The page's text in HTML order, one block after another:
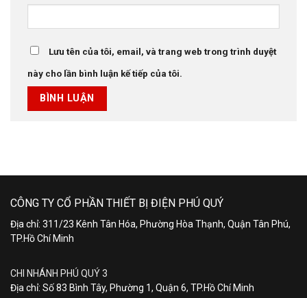
Lưu tên của tôi, email, và trang web trong trình duyệt
này cho lần bình luận kế tiếp của tôi.
CÔNG TY CỔ PHẦN THIẾT BỊ ĐIỆN PHÚ QUÝ
Địa chỉ: 311/23 Kênh Tân Hóa, Phường Hòa Thạnh, Quận Tân Phú,
TP.Hồ Chí Minh
CHI NHÁNH PHÚ QUÝ 3
Địa chỉ: Số 83 Bình Tây, Phường 1, Quận 6, TP.Hồ Chí Minh